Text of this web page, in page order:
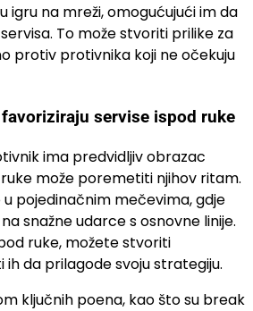
igru na mreži, omogućujući im da
To može stvoriti prilike za
protiv protivnika koji ne očekuju
servise ispod ruke
ima predvidljiv obrazac
može poremetiti njihov ritam.
pojedinačnim mečevima, gdje
snažne udarce s osnovne linije.
ruke, možete stvoriti
da prilagode svoju strategiju.
ključnih poena, kao što su break